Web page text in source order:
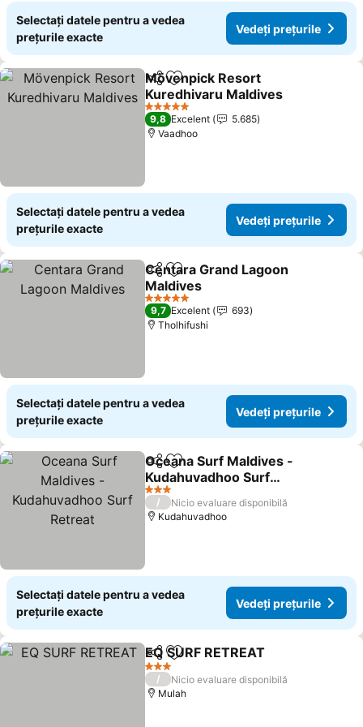
Selectați datele pentru a vedea
prețurile exacte
Vedeți prețurile
DistribuițiAdăugaţi la favorite
Mövenpick Resort
Kuredhivaru Maldives
Vedeți prețurile
5 Stele
9,8 Excelent
5.685
Vaadhoo
Selectați datele pentru a vedea
prețurile exacte
Vedeți prețurile
DistribuițiAdăugaţi la favorite
Centara Grand Lagoon
Maldives
Vedeți prețurile
5 Stele
9,7 Excelent
693
Tholhifushi
Selectați datele pentru a vedea
prețurile exacte
Vedeți prețurile
DistribuițiAdăugaţi la favorite
Oceana Surf Maldives -
Kudahuvadhoo Surf
Retreat
Vedeți prețurile
3 Stele
/
Nicio evaluare disponibilă
Kudahuvadhoo
Selectați datele pentru a vedea
prețurile exacte
Vedeți prețurile
DistribuițiAdăugaţi la favorite
EQ SURF RETREAT
3 Stele
/
Nicio evaluare disponibilă
Mulah